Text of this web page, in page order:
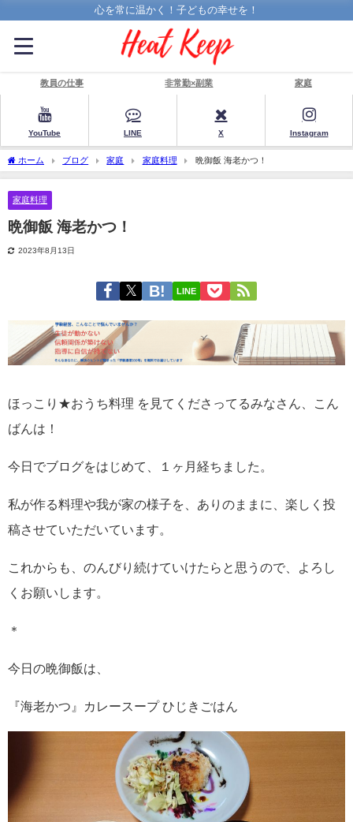
心を常に温かく！子どもの幸せを！
教員の仕事 非常勤×副業 家庭
YouTube LINE X Instagram
ホーム ブログ 家庭 家庭料理 晩御飯 海老かつ！
家庭料理
晩御飯 海老かつ！
2023年8月13日
LINE
ほっこり★おうち料理 を見てくださってるみなさん、こん
ばんは！
今日でブログをはじめて、１ヶ月経ちました。
私が作る料理や我が家の様子を、ありのままに、楽しく投
稿させていただいています。
これからも、のんびり続けていけたらと思うので、よろし
くお願いします。
＊
今日の晩御飯は、
『海老かつ』カレースープ ひじきごはん